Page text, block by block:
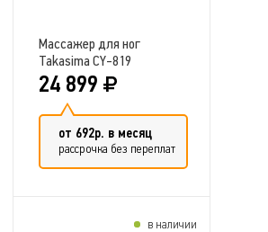
Массажер для ног
Takasima CY-819
24 899
от 692р. в месяц
рассрочка без переплат
в наличии